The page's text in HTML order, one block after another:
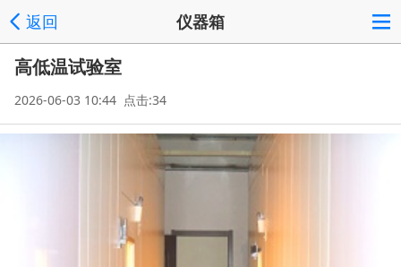
返回 仪器箱
高低温试验室
2026-06-03 10:44 点击:34